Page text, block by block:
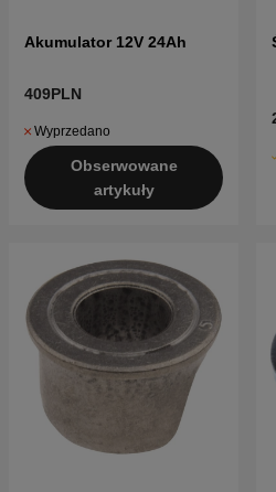
Akumulator 12V 24Ah
409PLN
Wyprzedano
Obserwowane
artykuły